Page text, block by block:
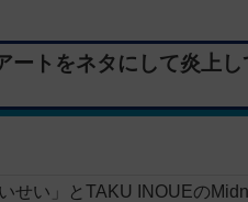
トをネタにして炎上
せい」とTAKU INOUEの